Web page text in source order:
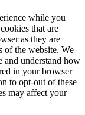
while you
that are
as they are
of the website. We
and understand how
in your browser
to opt-out of these
may affect your